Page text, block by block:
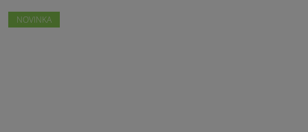
NOVINKA